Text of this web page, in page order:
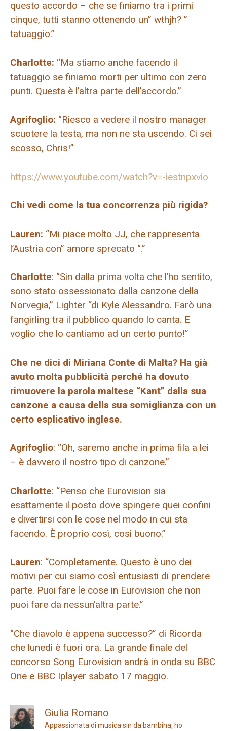
questo accordo – che se finiamo tra i primi
cinque, tutti stanno ottenendo un” wthjh? ”
tatuaggio.”
Charlotte: “Ma stiamo anche facendo il
tatuaggio se finiamo morti per ultimo con zero
punti. Questa è l’altra parte dell’accordo.”
Agrifoglio: “Riesco a vedere il nostro manager
scuotere la testa, ma non ne sta uscendo. Ci sei
scosso, Chris!”
https://www.youtube.com/watch?v=-iestnpxvio
Chi vedi come la tua concorrenza più rigida?
Lauren: “Mi piace molto JJ, che rappresenta
l’Austria con” amore sprecato “.”
Charlotte: “Sin dalla prima volta che l’ho sentito,
sono stato ossessionato dalla canzone della
Norvegia,” Lighter “di Kyle Alessandro. Farò una
fangirling tra il pubblico quando lo canta. E
voglio che lo cantiamo ad un certo punto!”
Che ne dici di Miriana Conte di Malta? Ha già
avuto molta pubblicità perché ha dovuto
rimuovere la parola maltese “Kant” dalla sua
canzone a causa della sua somiglianza con un
certo esplicativo inglese.
Agrifoglio: “Oh, saremo anche in prima fila a lei
– è davvero il nostro tipo di canzone.”
Charlotte: “Penso che Eurovision sia
esattamente il posto dove spingere quei confini
e divertirsi con le cose nel modo in cui sta
facendo. È proprio così, così buono.”
Lauren: “Completamente. Questo è uno dei
motivi per cui siamo così entusiasti di prendere
parte. Puoi fare le cose in Eurovision che non
puoi fare da nessun’altra parte.”
“Che diavolo è appena successo?” di Ricorda
che lunedì è fuori ora. La grande finale del
concorso Song Eurovision andrà in onda su BBC
One e BBC Iplayer sabato 17 maggio.
Giulia Romano
Appassionata di musica sin da bambina, ho